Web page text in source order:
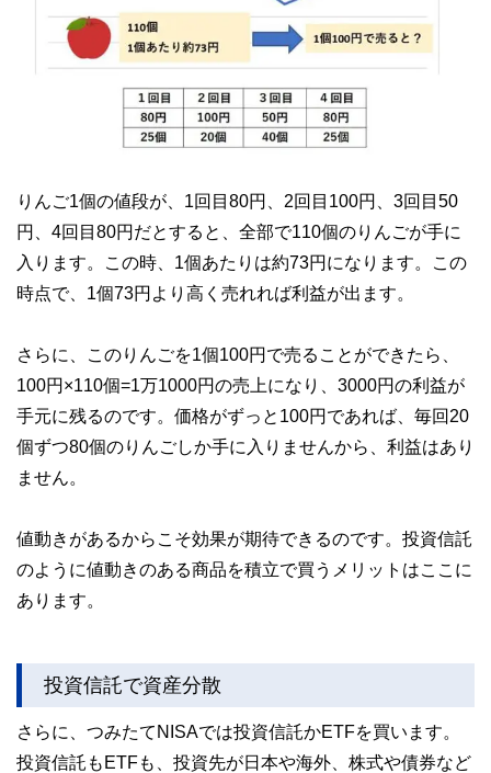
りんご1個の値段が、1回目80円、2回目100円、3回目50
円、4回目80円だとすると、全部で110個のりんごが手に
入ります。この時、1個あたりは約73円になります。この
時点で、1個73円より高く売れれば利益が出ます。
さらに、このりんごを1個100円で売ることができたら、
100円×110個=1万1000円の売上になり、3000円の利益が
手元に残るのです。価格がずっと100円であれば、毎回20
個ずつ80個のりんごしか手に入りませんから、利益はあり
ません。
値動きがあるからこそ効果が期待できるのです。投資信託
のように値動きのある商品を積立で買うメリットはここに
あります。
投資信託で資産分散
さらに、つみたてNISAでは投資信託かETFを買います。
投資信託もETFも、投資先が日本や海外、株式や債券など